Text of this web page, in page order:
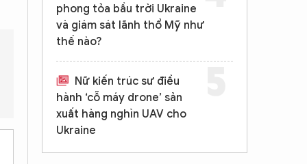
của bỏ phiếu qua thư là gì? Phản ứng của ông Joe Biden
phong tỏa bầu trời Ukraine
và giám sát lãnh thổ Mỹ như
thế nào?
Nữ kiến trúc sư điều
hành ‘cỗ máy drone’ sản
xuất hàng nghìn UAV cho
Ukraine